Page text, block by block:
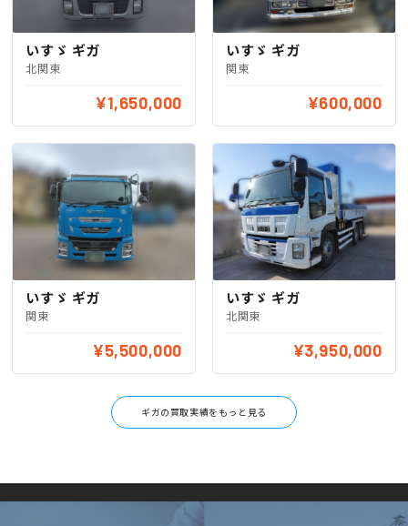
いすゞ ギガ
北関東
¥1,650,000
いすゞ ギガ
関東
¥600,000
いすゞ ギガ
関東
¥5,500,000
いすゞ ギガ
北関東
¥3,950,000
ギガの買取実績をもっと見る